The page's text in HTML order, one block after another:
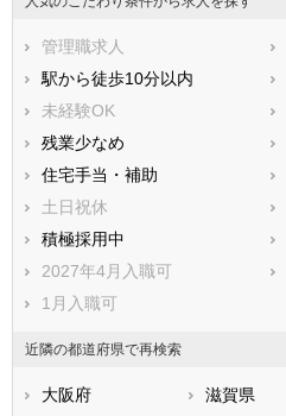
管理職求人
駅から徒歩10分以内
未経験OK
残業少なめ
住宅手当・補助
土日祝休
積極採用中
2027年4月入職可
1月入職可
近隣の都道府県で再検索
大阪府 滋賀県